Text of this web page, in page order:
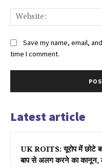
Save my name, email,
time I comment.
Latest article
UK ROITS: यूरोप में छोटे
बाप से अलग करने का कानून,